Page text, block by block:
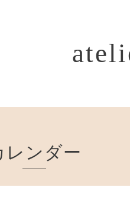
レンダー